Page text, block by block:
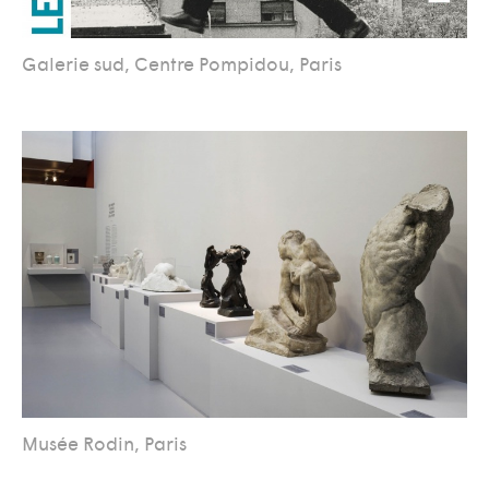
Galerie sud, Centre Pompidou, Paris
Musée Rodin, Paris